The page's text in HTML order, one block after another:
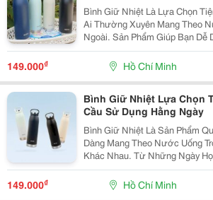
Bình Giữ Nhiệt Là Lựa Chọn
Ai Thường Xuyên Mang Theo
Ngoài. Sản Phẩm Giúp Bạn Dễ
Từ Nhà, Đồng Thời Hỗ Trợ Sử
Nhiều Hoạt Động Như Học
Hoặc Du...
149.000₫ Hồ Chí Minh
Bình Giữ Nhiệt Lựa Chọn
Cầu Sử Dụng Hằng Ngày
Bình Giữ Nhiệt Là Sản Phẩm
Dàng Mang Theo Nước Uống
Khác Nhau. Từ Những Ngày
Rộn Đến Các Chuyến Đi Xa,
Sẽ Giúp Bạn Luôn Có Sẵn Đồ
Cạnh. ...
149.000₫ Hồ Chí Minh